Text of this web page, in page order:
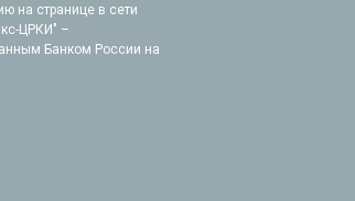
на странице в сети
ЦРКИ" –
Банком России на